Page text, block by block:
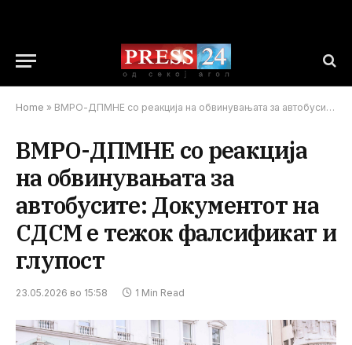
Home » ВМРО-ДПМНЕ со реакција на обвинувањата за автобусите: Документот на СДСМ е тежок фалсификат и глупост
ВМРО-ДПМНЕ со реакција
на обвинувањата за
автобусите: Документот на
СДСМ е тежок фалсификат и
глупост
23.05.2026 во 15:58 1 Min Read